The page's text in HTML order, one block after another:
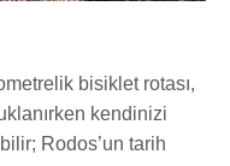
bisiklet rotası,
kendinizi
Rodos’un tarih